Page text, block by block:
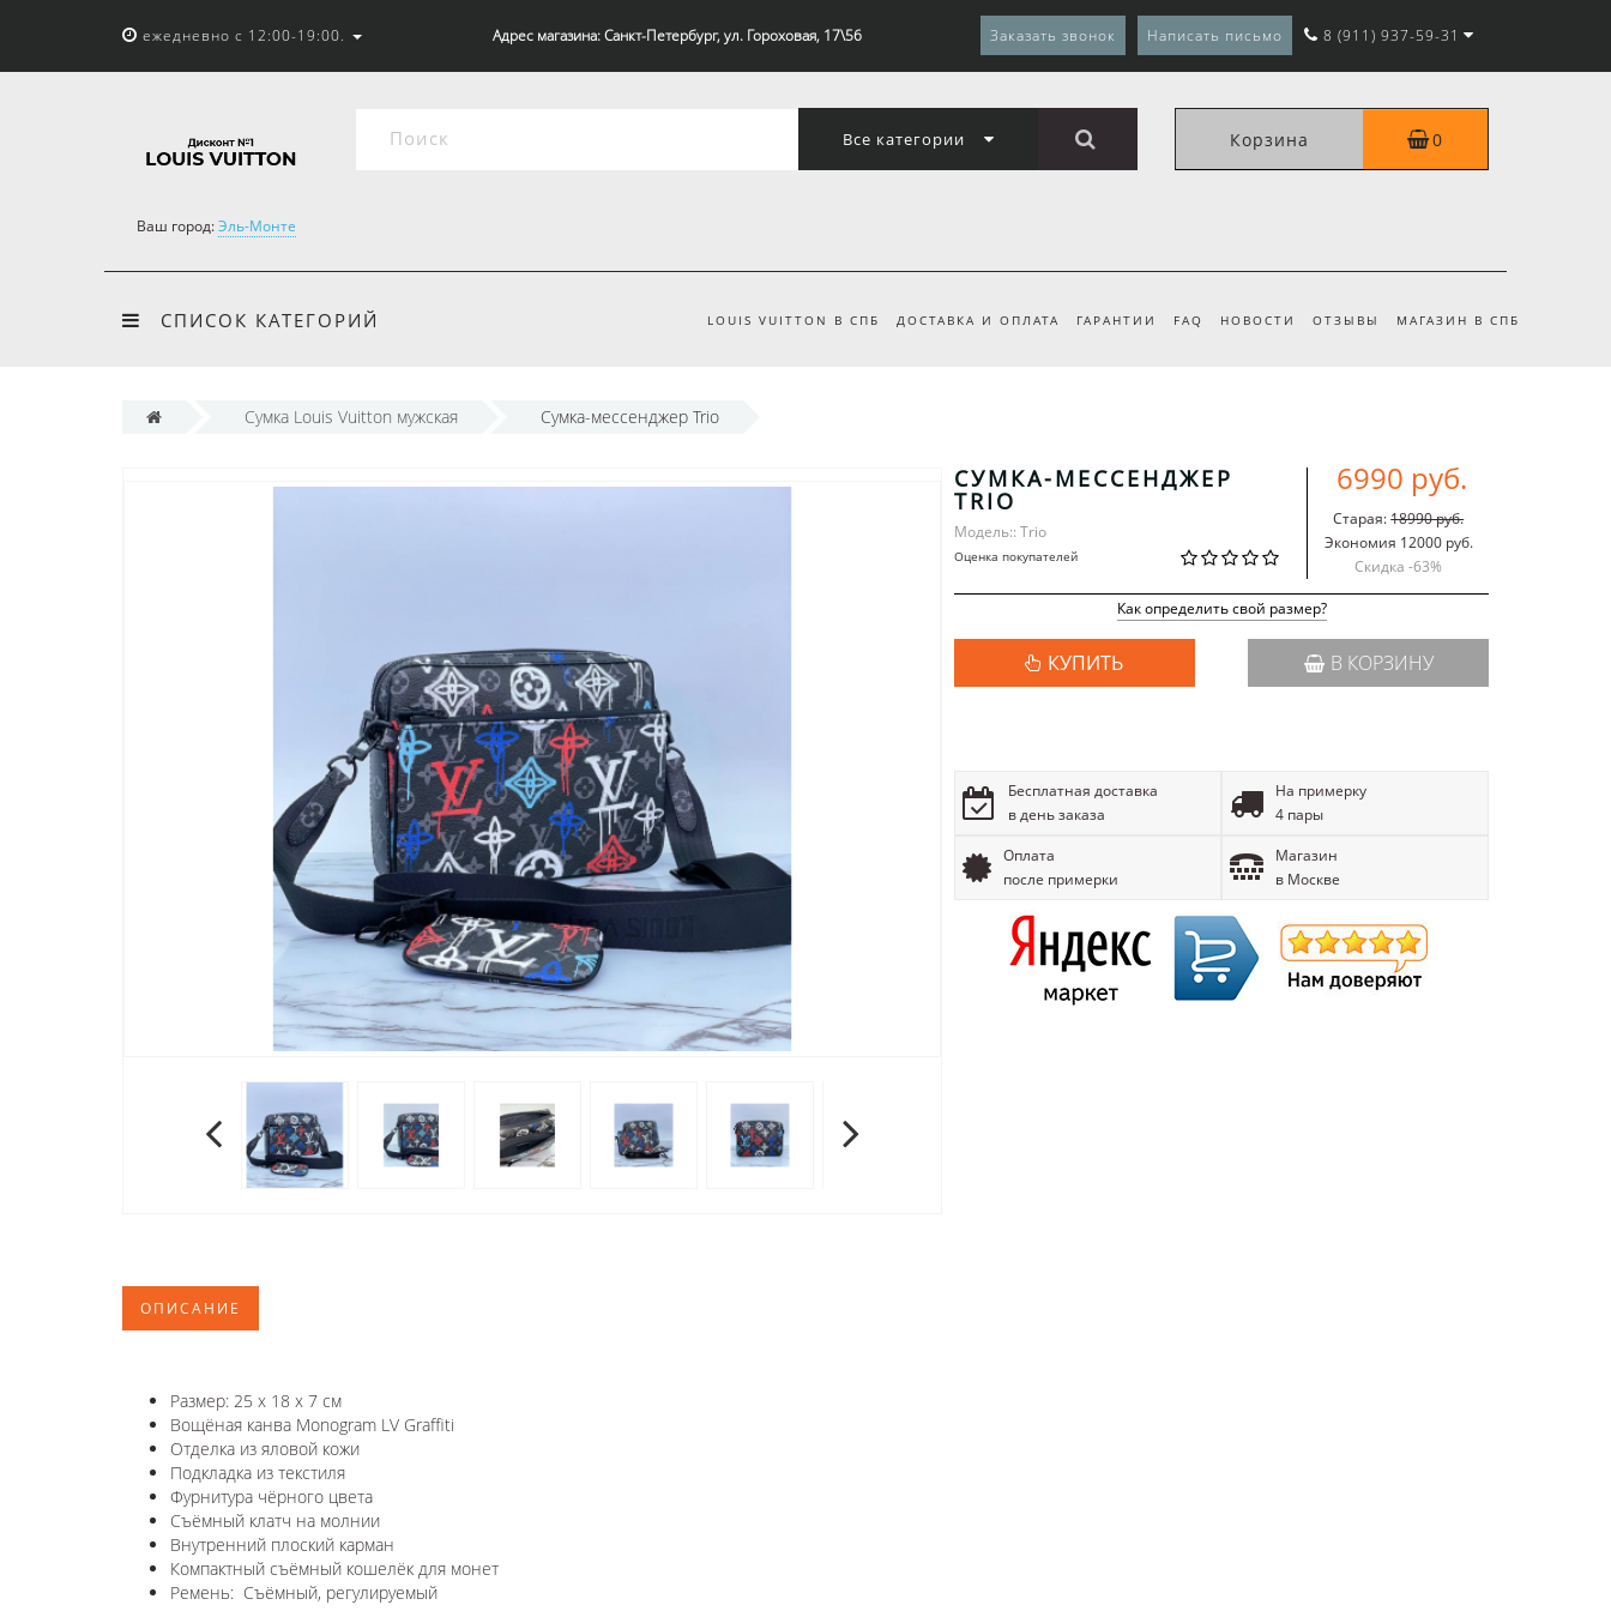
ежедневно с 12:00-19:00. Адрес магазина: Санкт-Петербург, ул. Гороховая, 17\56 Заказать звонок Написать письмо 8 (911) 937-59-31
Все категории Корзина 0
Ваш город:Эль-Монте
СПИСОК КАТЕГОРИЙ LOUIS VUITTON В СПБ ДОСТАВКА И ОПЛАТА ГАРАНТИИ FAQ НОВОСТИ ОТЗЫВЫ МАГАЗИН В СПБ
Cумка Louis Vuitton мужская Сумка-мессенджер Trio
СУМКА-МЕССЕНДЖЕР
TRIO
Модель:: Trio
Оценка покупателей
6990 руб.
Старая:18990 руб.
Экономия 12000 руб.
Скидка -63%
Как определить свой размер?
КУПИТЬ В КОРЗИНУ
Бесплатная доставка
в день заказа
На примерку
4 пары
Оплата
после примерки
Магазин
в Москве
ОПИСАНИЕ
Размер: 25 x 18 x 7 см
Вощёная канва Monogram LV Graffiti
Отделка из яловой кожи
Подкладка из текстиля
Фурнитура чёрного цвета
Съёмный клатч на молнии
Внутренний плоский карман
Компактный съёмный кошелёк для монет
Ремень: Съёмный, регулируемый